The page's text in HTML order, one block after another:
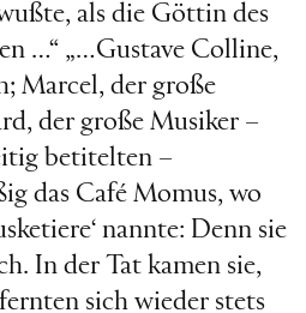
als die Göttin des
…“ „…Gustave Colline,
Marcel, der große
der große Musiker –
betitelten –
das Café Momus, wo
nannte: Denn sie
In der Tat kamen sie,
sich wieder stets